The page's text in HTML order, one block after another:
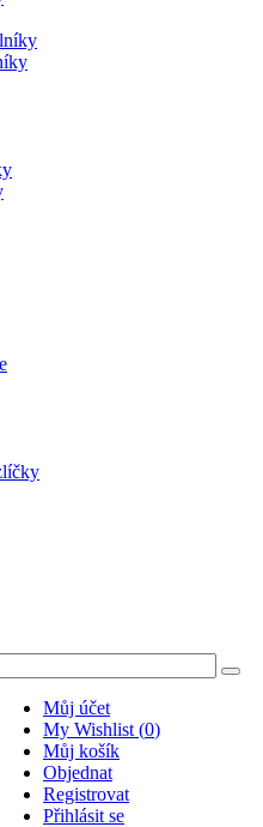
Můj účet
My Wishlist (0)
Můj košík
Objednat
Registrovat
Přihlásit se